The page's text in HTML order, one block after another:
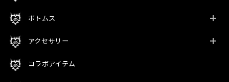
ボトムス
アクセサリー
コラボアイテム